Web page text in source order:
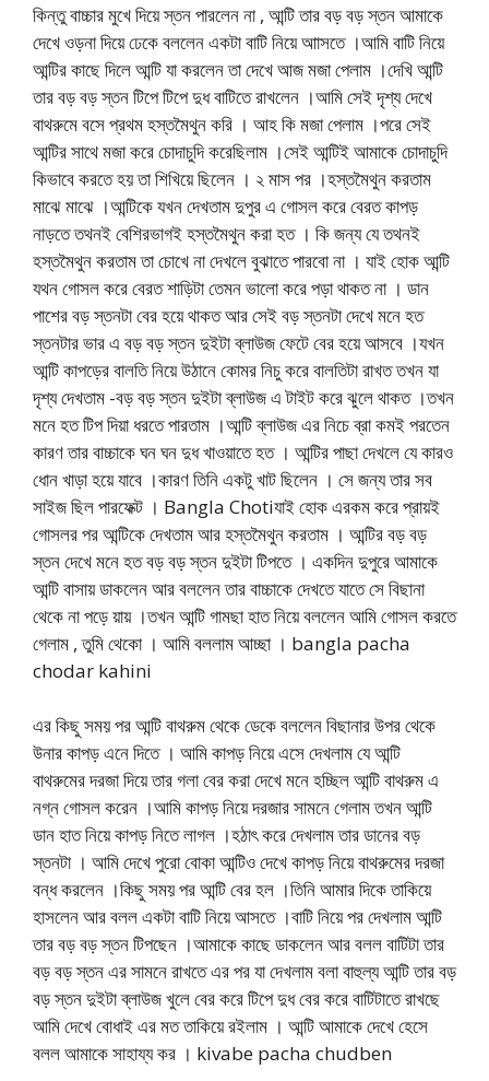
কিন্তু বাচ্চার মুখে দিয়ে স্তন পারলেন না , আন্টি তার বড় বড় স্তন আমাকে
দেখে ওড়না দিয়ে ঢেকে বললেন একটা বাটি নিয়ে আাসতে ।আমি বাটি নিয়ে
আন্টির কাছে দিলে আন্টি যা করলেন তা দেখে আজ মজা পেলাম ।দেখি আন্টি
তার বড় বড় স্তন টিপে টিপে দুধ বাটিতে রাখলেন ।আমি সেই দৃশ্য দেখে
বাথরুমে বসে প্রথম হস্তমৈথুন করি । আহ কি মজা পেলাম ।পরে সেই
আন্টির সাথে মজা করে চোদাচুদি করেছিলাম ।সেই আন্টিই আমাকে চোদাচুদি
কিভাবে করতে হয় তা শিখিয়ে ছিলেন । ২ মাস পর ।হস্তমৈথুন করতাম
মাঝে মাঝে ।আন্টিকে যখন দেখতাম দুপুর এ গোসল করে বেরত কাপড়
নাড়তে তথনই বেশিরভাগই হস্তমৈথুন করা হত । কি জন্য যে তথনই
হস্তমৈথুন করতাম তা চোখে না দেখলে বুঝাতে পারবো না । যাই হোক আন্টি
যথন গোসল করে বেরত শাড়িটা তেমন ভালো করে পড়া থাকত না । ডান
পাশের বড় স্তনটা বের হয়ে থাকত আর সেই বড় স্তনটা দেখে মনে হত
স্তনটার ভার এ বড় বড় স্তন দুইটা ব্লাউজ ফেটে বের হয়ে আসবে ।যখন
আন্টি কাপড়ের বালতি নিয়ে উঠানে কোমর নিচু করে বালতিটা রাখত তখন যা
দৃশ্য দেখতাম -বড় বড় স্তন দুইটা ব্লাউজ এ টাইট করে ঝুলে থাকত ।তখন
মনে হত টিপ দিয়া ধরতে পারতাম ।আন্টি ব্লাউজ এর নিচে ব্রা কমই পরতেন
কারণ তার বাচ্চাকে ঘন ঘন দুধ খাওয়াতে হত । আন্টির পাছা দেখলে যে কারও
ধোন খাড়া হয়ে যাবে ।কারণ তিনি একটু খাট ছিলেন । সে জন্য তার সব
সাইজ ছিল পারফেক্ট । Bangla Chotiযাই হোক এরকম করে প্রায়ই
গোসলর পর আন্টিকে দেখতাম আর হস্তমৈথুন করতাম । আন্টির বড় বড়
স্তন দেখে মনে হত বড় বড় স্তন দুইটা টিপতে । একদিন দুপুরে আমাকে
আন্টি বাসায় ডাকলেন আর বললেন তার বাচ্চাকে দেখতে যাতে সে বিছানা
থেকে না পড়ে য়ায় ।তখন আন্টি গামছা হাত নিয়ে বললেন আমি গোসল করতে
গেলাম , তুমি থেকো । আমি বললাম আচ্ছা । bangla pacha
chodar kahini
এর কিছু সময় পর আন্টি বাথরুম থেকে ডেকে বললেন বিছানার উপর থেকে
উনার কাপড় এনে দিতে । আমি কাপড় নিয়ে এসে দেখলাম যে আন্টি
বাথরুমের দরজা দিয়ে তার গলা বের করা দেখে মনে হচ্ছিল আন্টি বাথরুম এ
নগ্ন গোসল করেন ।আমি কাপড় নিয়ে দরজার সামনে গেলাম তখন আন্টি
ডান হাত নিয়ে কাপড় নিতে লাগল ।হঠাৎ করে দেখলাম তার ডানের বড়
স্তনটা । আমি দেখে পুরো বোকা আন্টিও দেখে কাপড় নিয়ে বাথরুমের দরজা
বন্ধ করলেন ।কিছু সময় পর আন্টি বের হল ।তিনি আমার দিকে তাকিয়ে
হাসলেন আর বলল একটা বাটি নিয়ে আসতে ।বাটি নিয়ে পর দেখলাম আন্টি
তার বড় বড় স্তন টিপছেন ।আমাকে কাছে ডাকলেন আর বলল বাটিটা তার
বড় বড় স্তন এর সামনে রাখতে এর পর যা দেখলাম বলা বাহুল্য আন্টি তার বড়
বড় স্তন দুইটা ব্লাউজ খুলে বের করে টিপে দুধ বের করে বাটিটাতে রাখছে
আমি দেখে বোধাই এর মত তাকিয়ে রইলাম । আন্টি আমাকে দেখে হেসে
বলল আমাকে সাহায্য কর । kivabe pacha chudben